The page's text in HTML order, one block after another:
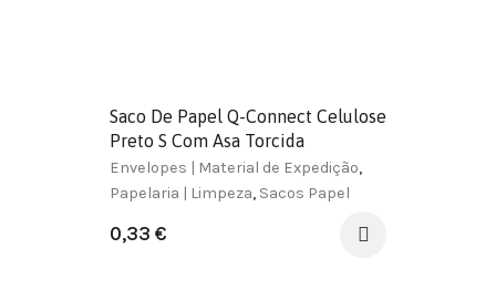
Saco De Papel Q-Connect Celulose
Preto S Com Asa Torcida
240X320X10 Mm
Envelopes | Material de Expedição,
Papelaria | Limpeza, Sacos Papel
0,33 €